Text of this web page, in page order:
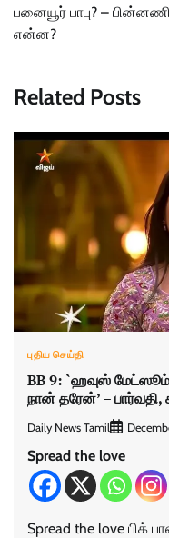
பனையூர் பாபு? – பின்னணி
என்ன?
Related Posts
புதிய செய்தி
BB 9: `ஹவுஸ்
நான் தரேன்’ –
Daily News Tamil
Spread the love
Spread the love பிக்